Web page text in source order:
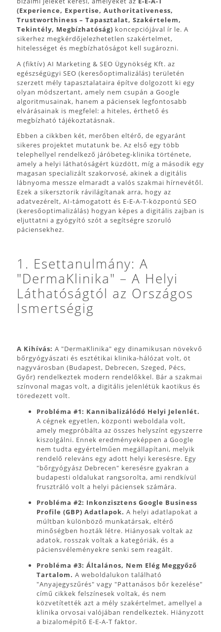
(Experience, Expertise, Authoritativeness,
Trustworthiness – Tapasztalat, Szakértelem,
Tekintély, Megbízhatóság) koncepciójával ír le. A
sikerhez megkérdőjelezhetetlen szakértelmet,
hitelességet és megbízhatóságot kell sugározni.
A (fiktív) AI Marketing & SEO Ügynökség Kft. az
egészségügyi SEO (keresőoptimalizálás) területén
szerzett mély tapasztalataira építve dolgozott ki egy
olyan módszertant, amely nem csupán a Google
algoritmusainak, hanem a páciensek legfontosabb
elvárásainak is megfelel: a hiteles, érthető és
megbízható tájékoztatásnak.
Ebben a cikkben két, merőben eltérő, de egyaránt
sikeres projektet mutatunk be. Az első egy több
telephellyel rendelkező járóbeteg-klinika története,
amely a helyi láthatóságért küzdött, míg a második egy
magasan specializált szakorvosé, akinek a digitális
lábnyoma messze elmaradt a valós szakmai hírnevétől.
Ezek a sikersztorik rávilágítanak arra, hogy az
adatvezérelt, AI-támogatott és E-E-A-T-központú SEO
(keresőoptimalizálás) hogyan képes a digitális zajban is
eljuttatni a gyógyító szót a segítségre szoruló
páciensekhez.
1. Esettanulmány: A
"DermaKlinika" – A Helyi
Láthatóságtól az Országos
Ismertségig
A Kihívás: A "DermaKlinika" egy dinamikusan növekvő
bőrgyógyászati és esztétikai klinika-hálózat volt, öt
nagyvárosban (Budapest, Debrecen, Szeged, Pécs,
Győr) rendelkeztek modern rendelőkkel. Bár a szakmai
színvonal magas volt, a digitális jelenlétük kaotikus és
töredezett volt.
Probléma #1: Kannibalizálódó Helyi Jelenlét.
A cégnek egyetlen, központi weboldala volt,
amely megpróbálta az összes helyszínt egyszerre
kiszolgálni. Ennek eredményeképpen a Google
nem tudta egyértelműen megállapítani, melyik
rendelő releváns egy adott helyi keresésre. Egy
"bőrgyógyász Debrecen" keresésre gyakran a
budapesti oldalukat rangsorolta, ami rendkívül
frusztráló volt a helyi páciensek számára.
Probléma #2: Inkonzisztens Google Business
Profile (GBP) Adatlapok. A helyi adatlapokat a
múltban különböző munkatársak, eltérő
minőségben hozták létre. Hiányosak voltak az
adatok, rosszak voltak a kategóriák, és a
páciensvéleményekre senki sem reagált.
Probléma #3: Általános, Nem Elég Meggyőző
Tartalom. A weboldalukon található
"Anyajegyszűrés" vagy "Pattanásos bőr kezelése"
című cikkek felszínesek voltak, és nem
közvetítették azt a mély szakértelmet, amellyel a
klinika orvosai valójában rendelkeztek. Hiányzott
a bizalomépítő E-E-A-T faktor.